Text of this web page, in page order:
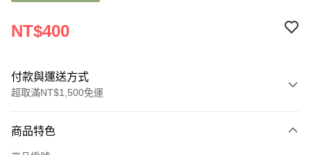
NT$400
付款與運送方式
超取滿NT$1,500免運
信用卡一次付款
商品特色